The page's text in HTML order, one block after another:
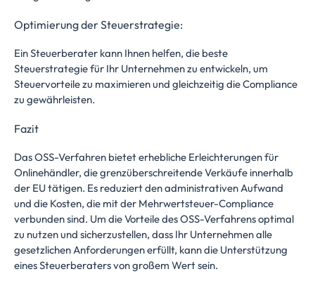
Optimierung der Steuerstrategie:
Ein Steuerberater kann Ihnen helfen, die beste
Steuerstrategie für Ihr Unternehmen zu entwickeln, um
Steuervorteile zu maximieren und gleichzeitig die Compliance
zu gewährleisten.
Fazit
Das OSS-Verfahren bietet erhebliche Erleichterungen für
Onlinehändler, die grenzüberschreitende Verkäufe innerhalb
der EU tätigen. Es reduziert den administrativen Aufwand
und die Kosten, die mit der Mehrwertsteuer-Compliance
verbunden sind. Um die Vorteile des OSS-Verfahrens optimal
zu nutzen und sicherzustellen, dass Ihr Unternehmen alle
gesetzlichen Anforderungen erfüllt, kann die Unterstützung
eines Steuerberaters von großem Wert sein.